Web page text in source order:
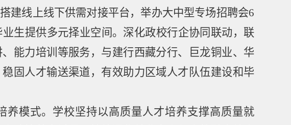
建线上线下供需对接平台，举办大中型专场招聘会6
业生提供多元择业空间。深化政校行企协同联动，联
能力培训等服务，与建行西藏分行、巨龙铜业、华
固人才输送渠道，有效助力区域人才队伍建设和毕
模式。 学校坚持以高质量人才培养支撑高质量就